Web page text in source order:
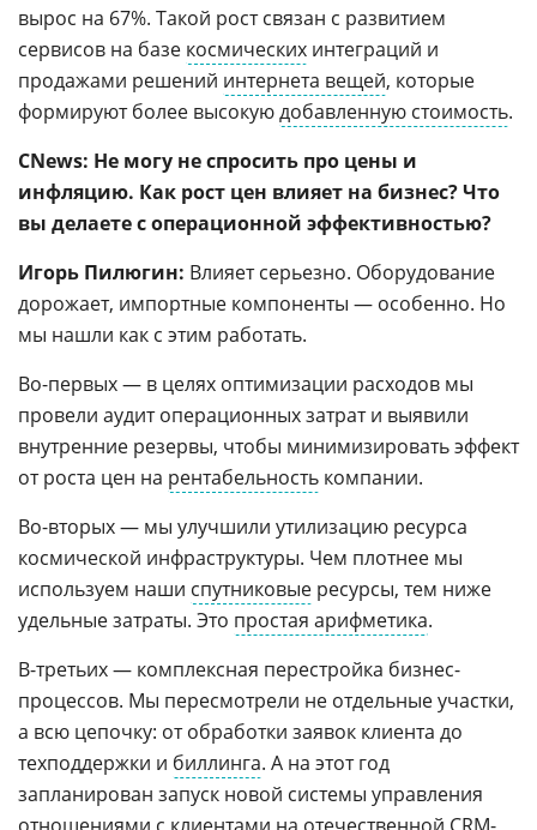
вырос на 67%. Такой рост связан с развитием
сервисов на базе космических интеграций и
продажами решений интернета вещей, которые
формируют более высокуюдобавленную стоимость.
CNews: Не могу не спросить про цены и
инфляцию. Как рост цен влияет на бизнес? Что
вы делаете с операционной эффективностью?
Игорь Пилюгин: Влияет серьезно. Оборудование
дорожает, импортные компоненты — особенно. Но
мы нашли как с этим работать.
Во-первых — в целях оптимизации расходов мы
провели аудит операционных затрат и выявили
внутренние резервы, чтобы минимизировать эффект
от роста цен на рентабельность компании.
Во-вторых — мы улучшили утилизацию ресурса
космической инфраструктуры. Чем плотнее мы
используем наши спутниковые ресурсы, тем ниже
удельные затраты. Это простая арифметика.
В-третьих — комплексная перестройка бизнес-
процессов. Мы пересмотрели не отдельные участки,
а всю цепочку: от обработки заявок клиента до
техподдержки и биллинга. А на этот год
запланирован запуск новой системы управления